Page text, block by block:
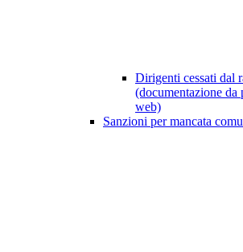
Dirigenti cessati dal
(documentazione da
web)
Sanzioni per mancata